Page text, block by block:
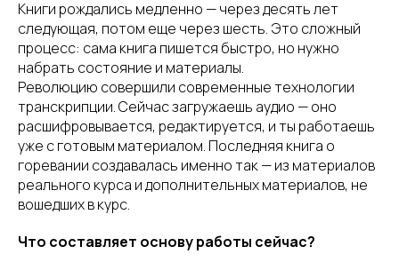
Книги рождались медленно — через десять лет
следующая, потом еще через шесть. Это сложный
процесс: сама книга пишется быстро, но нужно
набрать состояние и материалы.
Революцию совершили современные технологии
транскрипции. Сейчас загружаешь аудио — оно
расшифровывается, редактируется, и ты работаешь
уже с готовым материалом. Последняя книга о
горевании создавалась именно так — из материалов
реального курса и дополнительных материалов, не
вошедших в курс.
Что составляет основу работы сейчас?